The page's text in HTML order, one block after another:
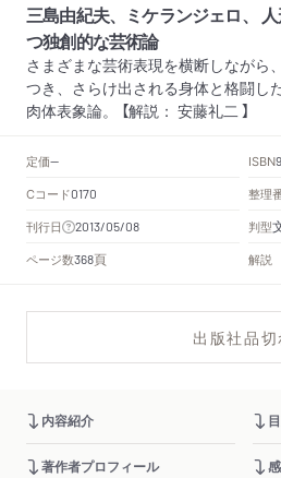
三島由紀夫、ミケランジェロ、
つ独創的な芸術論
さまざまな芸術表現を横断しながら
つき、さらけ出される身体と格闘し
肉体表象論。 【解説： 安藤礼二 】
定価-- ISBN
Cコード0170 整理
刊行日 2013/05/08 判型
ページ数368頁 解説
出版社品切
内容紹介
著作者プロフィール